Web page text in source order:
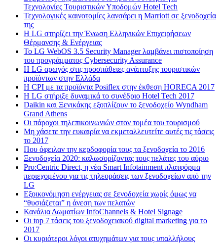
Τεχνολογίες Τουριστικών Υποδομών Hotel Tech
Τεχνολογικές καινοτομίες λανσάρει η Marriott σε ξενοδοχεία
της
H LG στηρίζει την Ένωση Ελληνικών Επιχειρήσεων
Θέρμανσης & Ενέργειας
Το LG WebOS 3.5 Security Manager λαμβάνει πιστοποίηση
του προγράμματος Cybersecurity Assurance
Η LG αρωγός στις προσπάθειες ανάπτυξης τουριστικών
προϊόντων στην Ελλάδα
Η CPI με τα προϊόντα Posiflex στην έκθεση HORECA 2017
H LG στήριξε δυναμικά το συνέδριο Hotel Tech 2017
Daikin και Ξενικάκης εξοπλίζουν το ξενοδοχείο Wyndham
Grand Athens
Οι πάροχοι τηλεπικοινωνιών στον τομέα του τουρισμού
Μη χάσετε την ευκαιρία να εκμεταλλευτείτε αυτές τις τάσεις
το 2017
Που όφειλαν την κερδοφορία τους τα ξενοδοχεία το 2016
Ξενοδοχεία 2020: καλωσορίζοντας τους πελάτες του αύριο
Pro:Centric Direct, η νέα Smart Infotainment πλατφόρμα
περιεχομένου για τις τηλεοράσεις των ξενοδοχείων από την
LG
Εξοικονόμηση ενέργειας σε ξενοδοχεία χωρίς όμως να
“θυσιάζεται” η άνεση των πελατών
Κανάλια Δωματίων InfoChannels & Hotel Signage
Οι top 7 τάσεις του ξενοδοχειακού digital marketing για το
2017
Οι κυριότεροι λόγοι ατυχημάτων για τους υπαλλήλους